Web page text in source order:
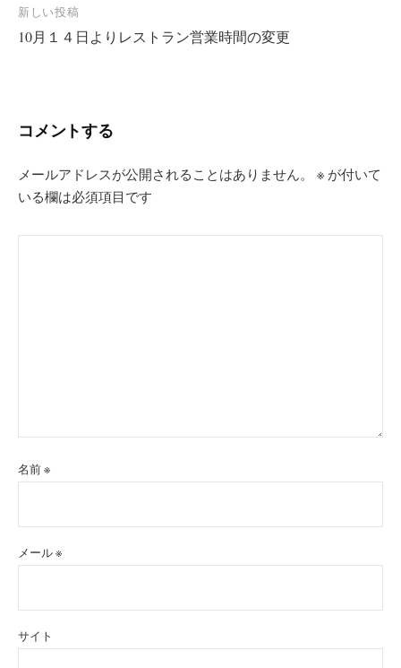
投
稿
ゲ
シ
ョ
ン
新しい投稿
10月１４日よりレストラン営業時間の変更
コメントする
メールアドレスが公開されることはありません。 ※ が付いて
いる欄は必須項目です
名前※
メール※
サイト